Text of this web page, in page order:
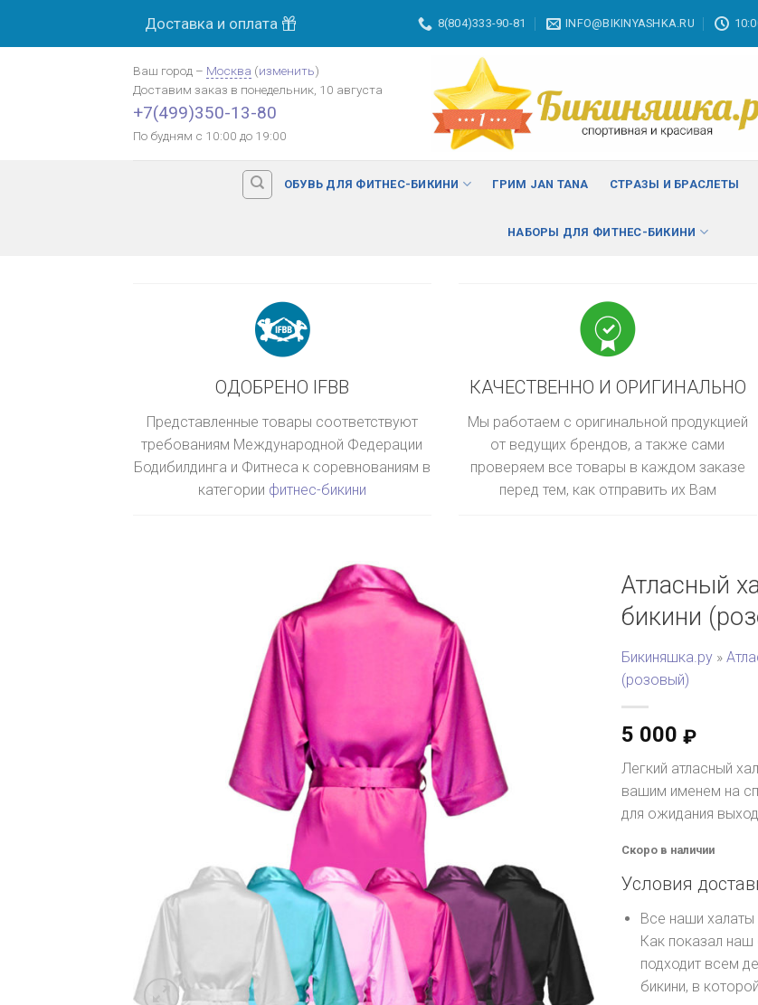
Доставка и оплата 8(804)333-90-81 INFO@BIKINYASHKA.RU
Ваш город – Москва (изменить)
Доставим заказ в понедельник, 10 августа
+7(499)350-13-80
По будням с 10:00 до 19:00
ОБУВЬ ДЛЯ ФИТНЕС-БИКИНИ ГРИМ JAN TANA СТРАЗЫ И БРАСЛЕТЫ
НАБОРЫ ДЛЯ ФИТНЕС-БИКИНИ
ОДОБРЕНО IFBB
Представленные товары соответствуют
требованиям Международной Федерации
Бодибилдинга и Фитнеса к соревнованиям в
категории фитнес-бикини
КАЧЕСТВЕННО И ОРИГИНАЛЬНО
Мы работаем с оригинальной продукцией
от ведущих брендов, а также сами
проверяем все товары в каждом заказе
перед тем, как отправить их Вам
Атласный
бикини
Бикиняшка.ру »
(розовый)
5 000 ₽
Легкий атласный
вашим именем на
для ожидания
Скоро в наличии
МОСКВА изменить
Оплата картой банка
Условия
Все наши
Как показал наш
подходит всем
бикини, в